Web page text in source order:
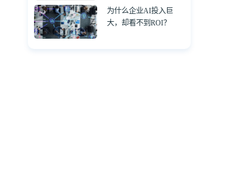
为什么企业AI投入巨
大，却看不到ROI？